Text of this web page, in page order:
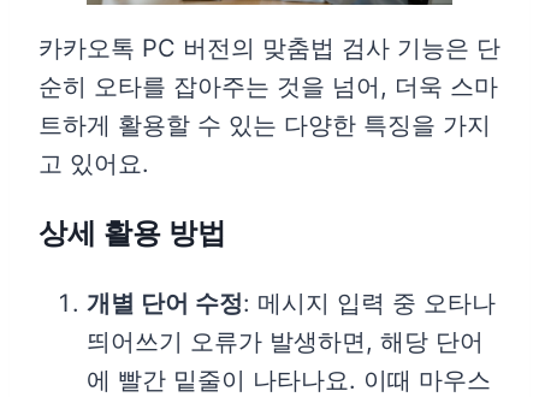
카카오톡 PC 버전의 맞춤법 검사 기능은 단
순히 오타를 잡아주는 것을 넘어, 더욱 스마
트하게 활용할 수 있는 다양한 특징을 가지
고 있어요.
상세 활용 방법
개별 단어 수정: 메시지 입력 중 오타나
띄어쓰기 오류가 발생하면, 해당 단어
에 빨간 밑줄이 나타나요. 이때 마우스